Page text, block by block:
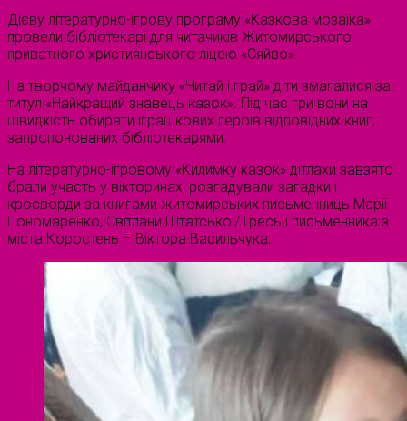
Дієву літературно-ігрову програму «Казкова мозаїка»
провели бібліотекарі для читачиків Житомирського
приватного християнського ліцею «Сяйво».
На творчому майданчику «Читай і грай» діти змагалися за
титул «Найкращий знавець казок». Під час гри вони на
швидкість обирати іграшкових героїв відповідних книг,
запропонованих бібліотекарями.
На літературно-ігровому «Килимку казок» дітлахи завзято
брали участь у вікторинах, розгадували загадки і
кросворди за книгами житомирських письменниць Марії
Пономаренко, Світлани Штатської/ Гресь і письменника з
міста Коростень – Віктора Васильчука.